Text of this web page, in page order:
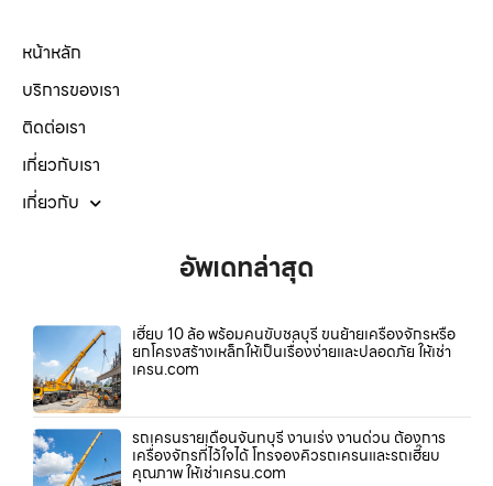
หน้าหลัก
บริการของเรา
ติดต่อเรา
เกี่ยวกับเรา
เกี่ยวกับ
อัพเดทล่าสุด
เฮี๊ยบ 10 ล้อ พร้อมคนขับชลบุรี ขนย้ายเครื่องจักรหรือ
ยกโครงสร้างเหล็กให้เป็นเรื่องง่ายและปลอดภัย ให้เช่า
เครน.com
รถเครนรายเดือนจันทบุรี งานเร่ง งานด่วน ต้องการ
เครื่องจักรที่ไว้ใจได้ โทรจองคิวรถเครนและรถเฮี๊ยบ
คุณภาพ ให้เช่าเครน.com